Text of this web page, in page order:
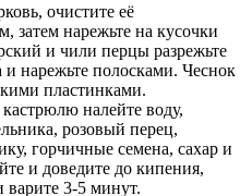
очистите её
затем нарежьте на кусочки
и чили перцы разрежьте
и нарежьте полосками. Чеснок
пластинками.
налейте воду,
розовый перец,
горчичные семена, сахар и
и доведите до кипения,
варите 3-5 минут.